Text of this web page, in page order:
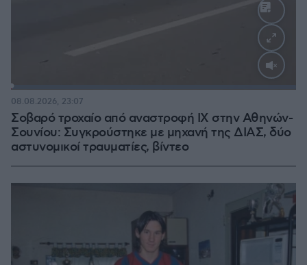
Σοβαρό τροχαίο από αναστροφή ΙΧ στην Αθηνών-
Σουνίου: Συγκρούστηκε με μηχανή της ΔΙΑΣ, δύο
αστυνομικοί τραυματίες, βίντεο
08.08.2026, 23:07